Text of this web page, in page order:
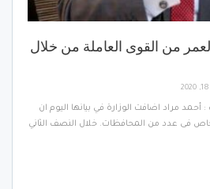
من القوى العاملة من خلال
مراد اضافت الوزارة في بيانها اليوم ان
خاص فى عدد من المحافظات. خلال النصف الثاني